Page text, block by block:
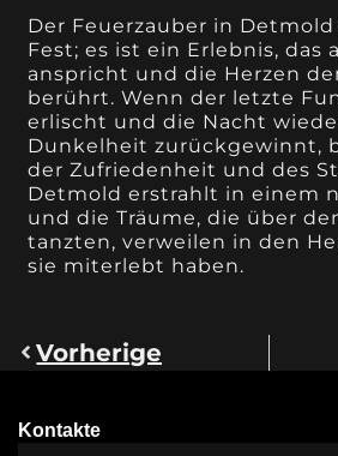
Der Feuerzauber in
Fest; es ist ein Erlebnis, das
anspricht und die Herzen
berührt. Wenn der letzte
erlischt und die Nacht
Dunkelheit zurückgewinnt,
der Zufriedenheit und des
Detmold erstrahlt in einem
und die Träume, die über
tanzten, verweilen in den
sie miterlebt haben.
Vorherige
Kontakte